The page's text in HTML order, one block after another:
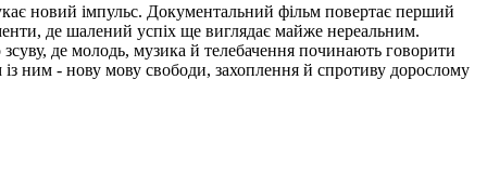
новий імпульс. Документальний фільм повертає перший
де шалений успіх ще виглядає майже нереальним.
де молодь, музика й телебачення починають говорити
ним - нову мову свободи, захоплення й спротиву дорослому